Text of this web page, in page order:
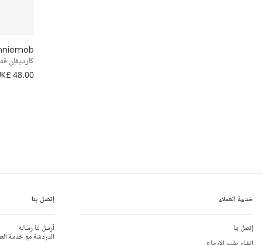
كارديغان
48.00
خدمة العملاء
إتصل بنا
إنشاء طلب الإرجاع
إتصل بنا
أرسل لنا رسالة
الدردشة مع خدمة